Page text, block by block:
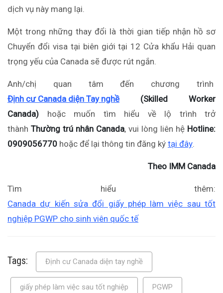
dịch vụ này mang lại.
Một trong những thay đổi là thời gian tiếp nhận hồ sơ
Chuyển đổi visa tại biên giới tại 12 Cửa khẩu Hải quan
trọng yếu của Canada sẽ được rút ngắn.
Anh/chị quan tâm đến chương trình
Định cư Canada diện Tay nghề (Skilled Worker
Canada) hoặc muốn tìm hiểu về lộ trình trở
thành Thường trú nhân Canada, vui lòng liên hệ Hotline:
0909056770 hoặc để lại thông tin đăng ký tại đây.
Theo IMM Canada
Tìm hiểu thêm:
Canada dự kiến sửa đổi giấy phép làm việc sau tốt
nghiệp PGWP cho sinh viên quốc tế
Tags: Định cư Canada diện tay nghề
giấy phép làm việc sau tốt nghiệp PGWP